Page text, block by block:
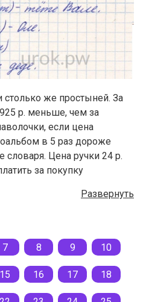
столько же простыней. За
р. меньше, чем за
если цена
в 5 раз дороже
словаря. Цена ручки 24 р.
за покупку
следующее число в
… . 31*. Разговаривают
лет Оле. — А сколько лет
чем тёте Вале. — А сколько
на двадцать лет старше
Алексею? — Алексей в пять
Развернуть
7 8 9 10
15 16 17 18